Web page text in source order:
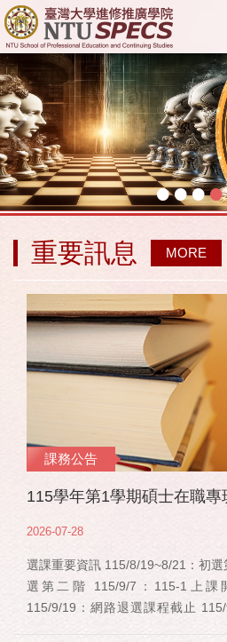
••••
重要訊息 MORE
課務公告
115學年第1學期碩士在職專
2026-07-28
選課重要資訊 115/8/19~8/21：初
選第二階 115/9/7：115-1上
115/9/19：網路退選課程截止